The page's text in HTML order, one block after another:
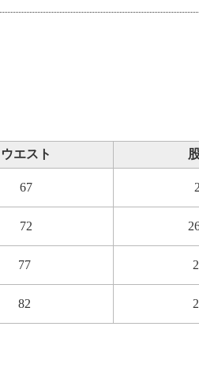
ウエスト
67
72
77
82